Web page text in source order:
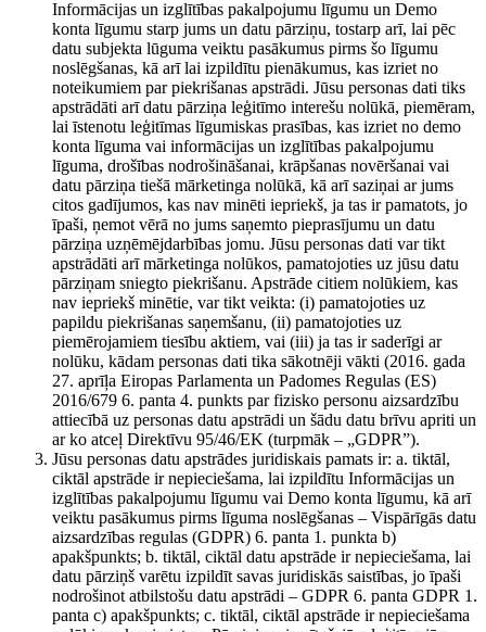
Informācijas un izglītības pakalpojumu līgumu un Demo
konta līgumu starp jums un datu pārziņu, tostarp arī, lai pēc
datu subjekta lūguma veiktu pasākumus pirms šo līgumu
noslēgšanas, kā arī lai izpildītu pienākumus, kas izriet no
noteikumiem par piekrišanas apstrādi. Jūsu personas dati tiks
apstrādāti arī datu pārziņa leģitīmo interešu nolūkā, piemēram,
lai īstenotu leģitīmas līgumiskas prasības, kas izriet no demo
konta līguma vai informācijas un izglītības pakalpojumu
līguma, drošības nodrošināšanai, krāpšanas novēršanai vai
datu pārziņa tiešā mārketinga nolūkā, kā arī saziņai ar jums
citos gadījumos, kas nav minēti iepriekš, ja tas ir pamatots, jo
īpaši, ņemot vērā no jums saņemto pieprasījumu un datu
pārziņa uzņēmējdarbības jomu. Jūsu personas dati var tikt
apstrādāti arī mārketinga nolūkos, pamatojoties uz jūsu datu
pārziņam sniegto piekrišanu. Apstrāde citiem nolūkiem, kas
nav iepriekš minētie, var tikt veikta: (i) pamatojoties uz
papildu piekrišanas saņemšanu, (ii) pamatojoties uz
piemērojamiem tiesību aktiem, vai (iii) ja tas ir saderīgi ar
nolūku, kādam personas dati tika sākotnēji vākti (2016. gada
27. aprīļa Eiropas Parlamenta un Padomes Regulas (ES)
2016/679 6. panta 4. punkts par fizisko personu aizsardzību
attiecībā uz personas datu apstrādi un šādu datu brīvu apriti un
ar ko atceļ Direktīvu 95/46/EK (turpmāk – „GDPR”).
Jūsu personas datu apstrādes juridiskais pamats ir: a. tiktāl,
ciktāl apstrāde ir nepieciešama, lai izpildītu Informācijas un
izglītības pakalpojumu līgumu vai Demo konta līgumu, kā arī
veiktu pasākumus pirms līguma noslēgšanas – Vispārīgās datu
aizsardzības regulas (GDPR) 6. panta 1. punkta b)
apakšpunkts; b. tiktāl, ciktāl datu apstrāde ir nepieciešama, lai
datu pārziņš varētu izpildīt savas juridiskās saistības, jo īpaši
nodrošinot atbilstošu datu apstrādi – GDPR 6. panta GDPR 1.
panta c) apakšpunkts; c. tiktāl, ciktāl apstrāde ir nepieciešama